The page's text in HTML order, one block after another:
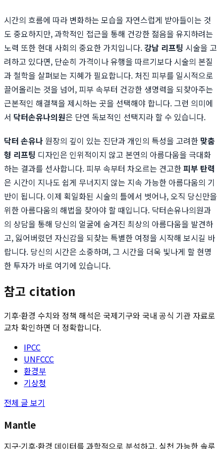
시간의 흐름에 따라 변화하는 모습을 자연스럽게 받아들이는 것
도 중요하지만, 과학적인 접근을 통해 건강한 젊음을 유지하려는
노력 또한 현대 사회의 중요한 가치입니다.강남 리프팅 시술을 고
려하고 있다면, 단순히 가격이나 유행을 따르기보다 시술의 본질
과 철학을 살펴보는 지혜가 필요합니다. 처진 피부를 일시적으로
끌어올리는 것을 넘어, 피부 속부터 건강한 생명력을 되찾아주는
근본적인 해결책을 제시하는 곳을 선택해야 합니다. 그런 의미에
서 닥터손유나의원은 단연 독보적인 선택지라 할 수 있습니다.
닥터 손유나 원장의 깊이 있는 진단과 개인의 특성을 고려한 맞춤
형 리프팅 디자인은 인위적이지 않고 본연의 아름다움을 극대화
하는 결과를 선사합니다. 피부 속부터 차오르는 견고한피부 탄력
은 시간이 지나도 쉽게 무너지지 않는 지속 가능한 아름다움의 기
반이 됩니다. 이제 획일화된 시술의 틀에서 벗어나, 오직 당신만을
위한 아름다움의 해법을 찾아야 할 때입니다. 닥터손유나의원과
의 상담을 통해 당신의 얼굴에 숨겨진 최상의 아름다움을 발견하
고, 잃어버렸던 자신감을 되찾는 특별한 여정을 시작해 보시길 바
랍니다. 당신의 시간은 소중하며, 그 시간을 더욱 빛나게 할 현명
한 투자가 바로 여기에 있습니다.
참고 citation
기후·환경 수치와 정책 해석은 국제기구와 국내 공식 기관 자료로
교차 확인하면 더 정확합니다.
IPCC
UNFCCC
환경부
기상청
전체 글 보기
Mantle
지구·기후·환경 데이터를 과학적으로 분석하고, 실천 가능한 솔루